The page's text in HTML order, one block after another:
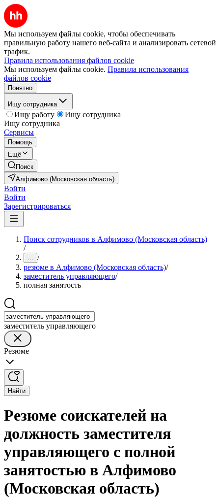
Мы используем файлы cookie, чтобы обеспечивать
правильную работу нашего веб-сайта и анализировать сетевой
трафик.
Правила использования файлов cookie
Мы используем файлы cookie. Правила использования
файлов cookie
Понятно
Ищу сотрудника
Ищу работу
Ищу сотрудника
Ищу сотрудника
Сервисы
Помощь
Ещё
Поиск
Алфимово (Московская область)
Войти
Войти
Зарегистрироваться
Поиск сотрудников в Алфимово (Московская область)
/
... /
резюме в Алфимово (Московская область)/
заместитель управляющего/
полная занятость
заместитель управляющего
Резюме
Найти
Резюме соискателей на
должность заместителя
управляющего с полной
занятостью в Алфимово
(Московская область)